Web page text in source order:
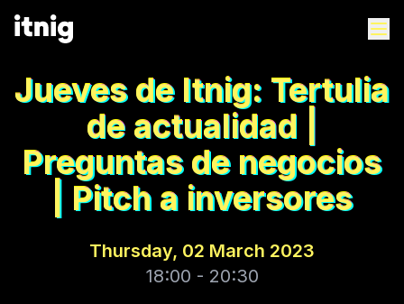
Jueves de Itnig: Tertulia
de actualidad |
Preguntas de negocios
| Pitch a inversores
Thursday, 02 March 2023
18:00 - 20:30